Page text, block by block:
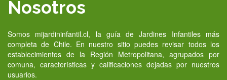
Nosotros
Somos mijardininfantil.cl, la guía de Jardines Infantiles más
completa de Chile. En nuestro sitio puedes revisar todos los
establecimientos de la Región Metropolitana, agrupados por
comuna, características y calificaciones dejadas por nuestros
usuarios.